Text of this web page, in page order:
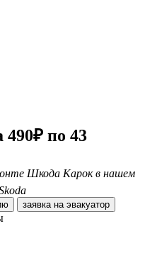
по 43
Шкода Карок в нашем
заявка на эвакуатор